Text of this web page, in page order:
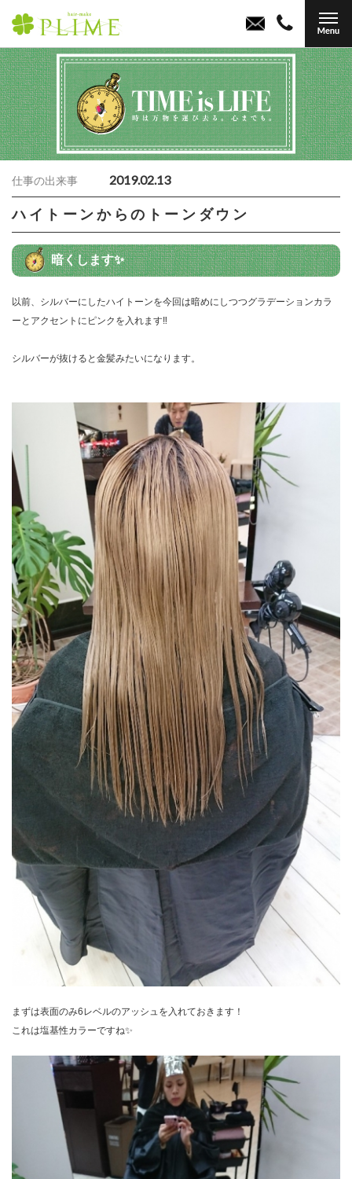
仕事の出来事 2019.02.13
ハイトーンからのトーンダウン
暗くします✨
以前、シルバーにしたハイトーンを今回は暗めにしつつグラデーションカラ
ーとアクセントにピンクを入れます‼️
シルバーが抜けると金髪みたいになります。
まずは表面のみ6レベルのアッシュを入れておきます！
これは塩基性カラーですね✨